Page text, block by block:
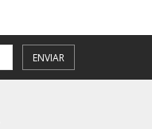
ENVIAR